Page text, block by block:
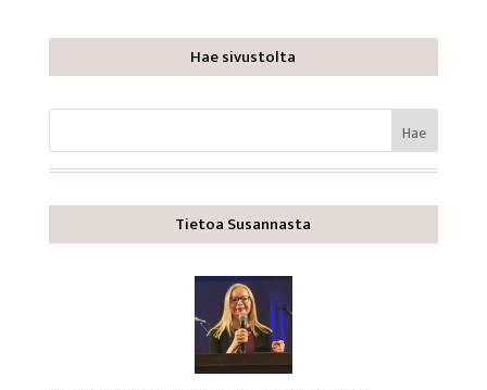
Hae sivustolta
Tietoa Susannasta